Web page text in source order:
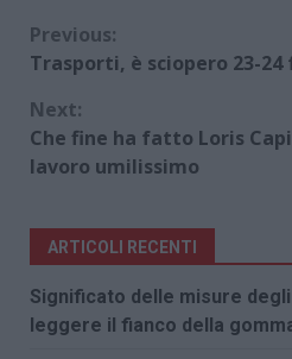
Continue
Reading
Previous:
Trasporti, è sciopero 23-
Next:
Che fine ha fatto Loris
lavoro umilissimo
ARTICOLI RECENTI
Significato delle misure
leggere il fianco della